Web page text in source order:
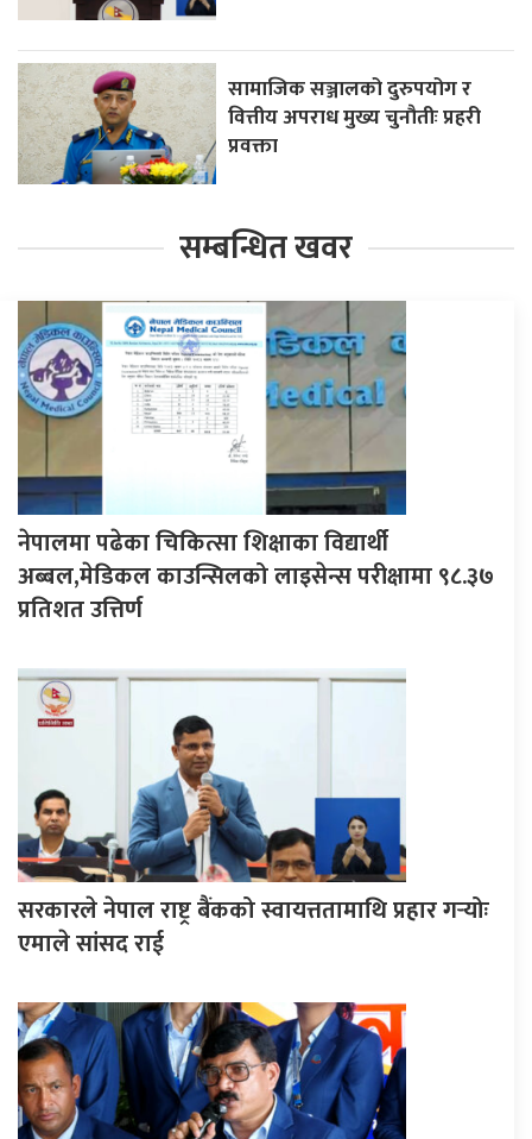
सामाजिक सञ्जालको दुरुपयोग र
वित्तीय अपराध मुख्य चुनौतीः प्रहरी
प्रवक्ता
सम्बन्धित खवर
नेपालमा पढेका चिकित्सा शिक्षाका विद्यार्थी
अब्बल,मेडिकल काउन्सिलको लाइसेन्स परीक्षामा ९८.३७
प्रतिशत उत्तिर्ण
सरकारले नेपाल राष्ट्र बैंकको स्वायत्ततामाथि प्रहार गर्‍योः
एमाले सांसद राई